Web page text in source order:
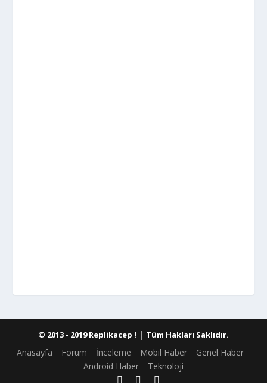
© 2013 - 2019 Replikacep ! | Tüm Hakları Saklıdır.
Anasayfa Forum İnceleme Mobil Haber
Genel Haber
Android Haber
Teknoloji